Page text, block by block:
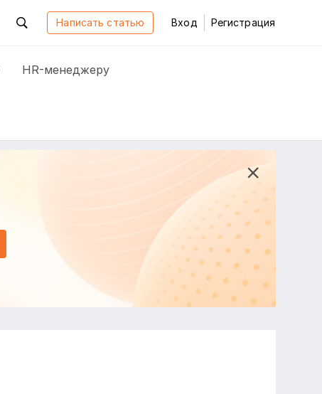
Написать статью Вход Регистрация
HR-менеджеру